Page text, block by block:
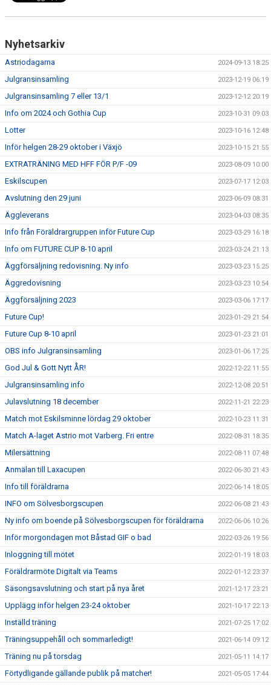
Nyhetsarkiv
Astriodagarna 2024-09-13 18:25
Julgransinsamling 2023-12-19 06:19
Julgransinsamling 7 eller 13/1 2023-12-12 20:19
Info om 2024 och Gothia Cup 2023-10-31 09:03
Lotter 2023-10-16 12:48
Inför helgen 28-29 oktober i Växjö 2023-10-15 21:55
EXTRATRÄNING MED HFF FÖR P/F -09 2023-08-09 10:00
Eskilscupen 2023-07-17 12:03
Avslutning den 29 juni 2023-06-09 08:31
Äggleverans 2023-04-03 08:35
Info från Föräldrargruppen inför Future Cup 2023-03-29 16:18
Info om FUTURE CUP 8-10 april 2023-03-24 21:13
Äggförsäljning redovisning. Ny info 2023-03-23 15:25
Äggredovisning 2023-03-23 10:54
Äggförsäljning 2023 2023-03-06 17:17
Future Cup! 2023-01-29 21:54
Future Cup 8-10 april 2023-01-23 21:01
OBS info Julgransinsamling 2023-01-06 17:25
God Jul & Gott Nytt ÅR! 2022-12-22 11:55
Julgransinsamling info 2022-12-08 20:51
Julavslutning 18 december 2022-11-21 22:23
Match mot Eskilsminne lördag 29 oktober 2022-10-23 11:31
Match A-laget Astrio mot Varberg. Fri entre 2022-08-31 18:35
Milersättning 2022-08-11 07:48
Anmälan till Laxacupen 2022-06-30 21:43
Info till föräldrarna 2022-06-14 18:05
INFO om Sölvesborgscupen 2022-06-08 21:43
Ny info om boende på Sölvesborgscupen för föräldrarna 2022-06-06 10:26
Inför morgondagen mot Båstad GIF o bad 2022-03-26 19:56
Inloggning till mötet 2022-01-19 18:03
Föräldrarmöte Digitalt via Teams 2022-01-12 23:37
Säsongsavslutning och start på nya året 2021-12-17 23:21
Upplägg inför helgen 23-24 oktober 2021-10-17 22:13
Inställd träning 2021-07-25 17:02
Träningsuppehåll och sommarledigt! 2021-06-14 09:12
Träning nu på torsdag 2021-05-11 14:17
Förtydligande gällande publik på matcher! 2021-05-05 17:44